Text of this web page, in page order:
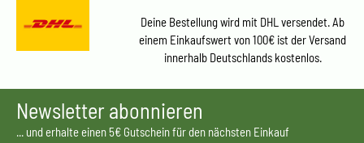
Deine Bestellung wird mit DHL versendet. Ab
einem Einkaufswert von 100€ ist der Versand
innerhalb Deutschlands kostenlos.
Newsletter abonnieren
... und erhalte einen 5€ Gutschein für den nächsten Einkauf